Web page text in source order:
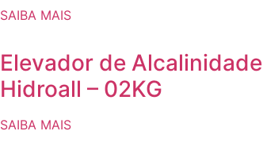
SAIBA MAIS
Elevador de Alcalinidade
Hidroall – 02KG
SAIBA MAIS